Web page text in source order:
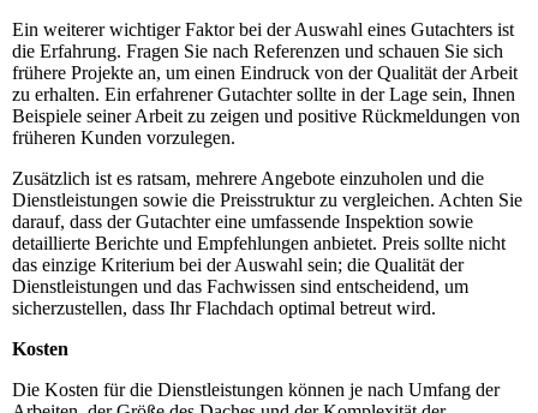
Ein weiterer wichtiger Faktor bei der Auswahl eines Gutachters ist
die Erfahrung. Fragen Sie nach Referenzen und schauen Sie sich
frühere Projekte an, um einen Eindruck von der Qualität der Arbeit
zu erhalten. Ein erfahrener Gutachter sollte in der Lage sein, Ihnen
Beispiele seiner Arbeit zu zeigen und positive Rückmeldungen von
früheren Kunden vorzulegen.
Zusätzlich ist es ratsam, mehrere Angebote einzuholen und die
Dienstleistungen sowie die Preisstruktur zu vergleichen. Achten Sie
darauf, dass der Gutachter eine umfassende Inspektion sowie
detaillierte Berichte und Empfehlungen anbietet. Preis sollte nicht
das einzige Kriterium bei der Auswahl sein; die Qualität der
Dienstleistungen und das Fachwissen sind entscheidend, um
sicherzustellen, dass Ihr Flachdach optimal betreut wird.
Kosten
Die Kosten für die Dienstleistungen können je nach Umfang der